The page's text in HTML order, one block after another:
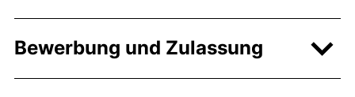
Bewerbung und Zulassung